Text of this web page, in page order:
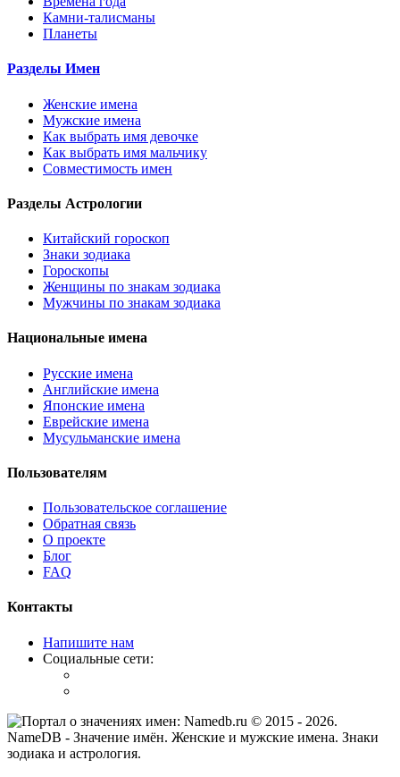
Камни-талисманы
Планеты
Разделы Имен
Женские имена
Мужские имена
Как выбрать имя девочке
Как выбрать имя мальчику
Совместимость имен
Разделы Астрологии
Китайский гороскоп
Знаки зодиака
Гороскопы
Женщины по знакам зодиака
Мужчины по знакам зодиака
Национальные имена
Русские имена
Английские имена
Японские имена
Еврейские имена
Мусульманские имена
Пользователям
Пользовательское соглашение
Обратная связь
О проекте
Блог
FAQ
Контакты
Напишите нам
Социальные сети:
© 2015 - 2026.
NameDB - Значение имён. Женские и мужские имена. Знаки
зодиака и астрология.